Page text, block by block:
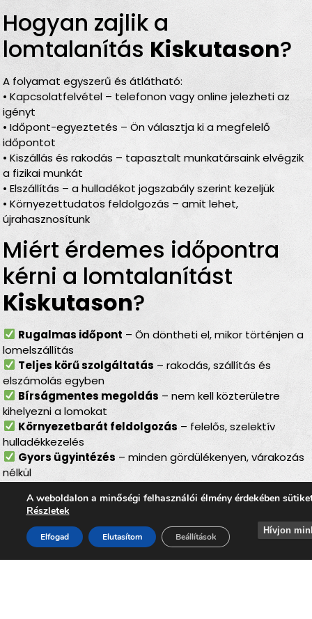
Hogyan zajlik a
lomtalanítás Kiskutason?
A folyamat egyszerű és átlátható:
• Kapcsolatfelvétel – telefonon vagy online jelezheti az
igényt
• Időpont-egyeztetés – Ön választja ki a megfelelő
időpontot
• Kiszállás és rakodás – tapasztalt munkatársaink elvégzik
a fizikai munkát
• Elszállítás – a hulladékot jogszabály szerint kezeljük
• Környezettudatos feldolgozás – amit lehet,
újrahasznosítunk
Miért érdemes időpontra
kérni a lomtalanítást
Kiskutason?
Rugalmas időpont – Ön döntheti el, mikor történjen a
lomelszállítás
Teljes körű szolgáltatás – rakodás, szállítás és
elszámolás egyben
Bírságmentes megoldás – nem kell közterületre
kihelyezni a lomokat
Környezetbarát feldolgozás – felelős, szelektív
hulladékkezelés
Gyors ügyintézés – minden gördülékenyen, várakozás
nélkül
LomtalanításKiskutason–
ideális választás minden
helyzetben
A weboldalon a minőségi felhasználói élmény érdekében
Részletek
Elfogad Elutasítom Beállítások
Hívjon